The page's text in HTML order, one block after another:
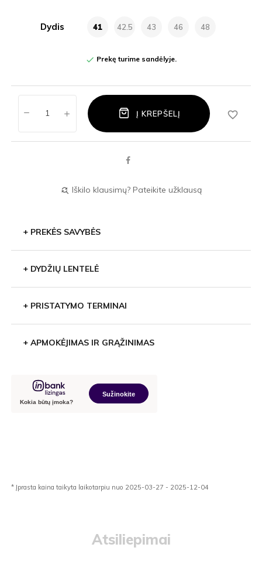
Dydis 41 42.5 43 46 48
 Prekę turime sandėlyje.
Į KREPŠELĮ favorite_border
find_replace Iškilo klausimų? Pateikite užklausą
+ PREKĖS SAVYBĖS
+ DYDŽIŲ LENTELĖ
+ PRISTATYMO TERMINAI
+ APMOKĖJIMAS IR GRĄŽINIMAS
* Įprasta kaina taikyta laikotarpiu nuo 2025-03-27 - 2025-12-04
Atsiliepimai